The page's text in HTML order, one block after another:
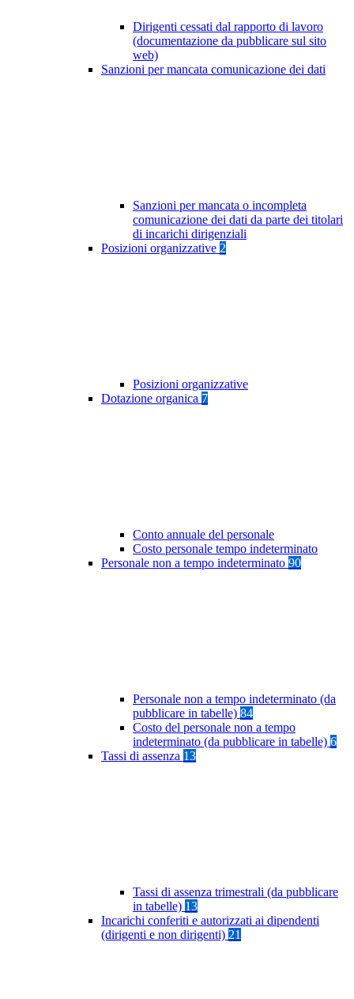
Dirigenti cessati dal rapporto di lavoro
(documentazione da pubblicare sul sito
web)
Sanzioni per mancata comunicazione dei dati
Sanzioni per mancata o incompleta
comunicazione dei dati da parte dei titolari
di incarichi dirigenziali
Posizioni organizzative 2
Posizioni organizzative
Dotazione organica 7
Conto annuale del personale
Costo personale tempo indeterminato
Personale non a tempo indeterminato 90
Personale non a tempo indeterminato (da
pubblicare in tabelle) 84
Costo del personale non a tempo
indeterminato (da pubblicare in tabelle) 6
Tassi di assenza 13
Tassi di assenza trimestrali (da pubblicare
in tabelle) 13
Incarichi conferiti e autorizzati ai dipendenti
(dirigenti e non dirigenti) 21